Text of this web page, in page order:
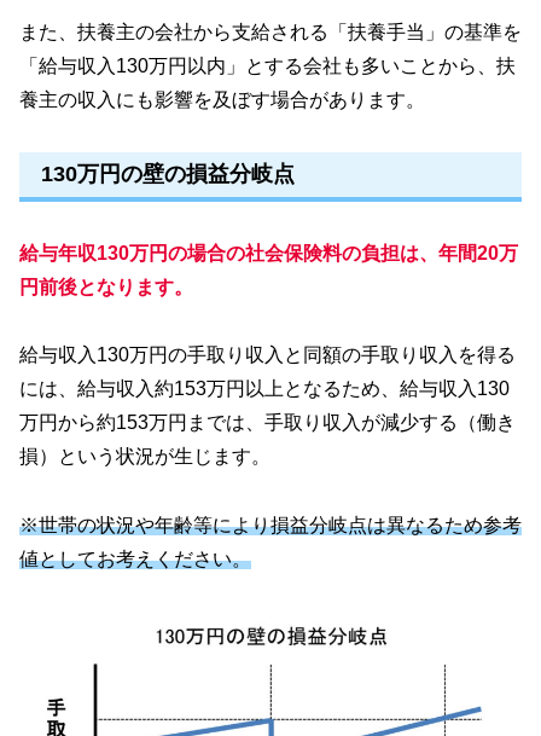
また、扶養主の会社から支給される「扶養手当」の基準を
「給与収入130万円以内」とする会社も多いことから、扶
養主の収入にも影響を及ぼす場合があります。
130万円の壁の損益分岐点
給与年収130万円の場合の社会保険料の負担は、年間20万
円前後となります。
給与収入130万円の手取り収入と同額の手取り収入を得る
には、給与収入約153万円以上となるため、給与収入130
万円から約153万円までは、手取り収入が減少する（働き
損）という状況が生じます。
※世帯の状況や年齢等により損益分岐点は異なるため参考
値としてお考えください。